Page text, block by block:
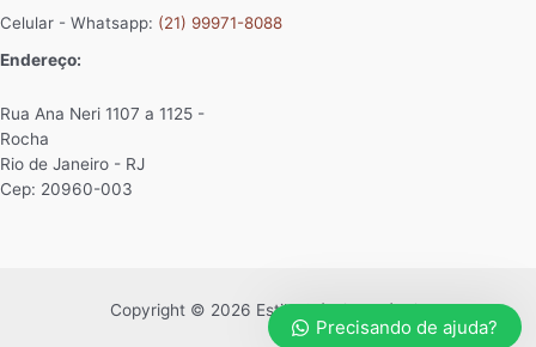
Celular - Whatsapp: (21) 99971-8088
Endereço:
Rua Ana Neri 1107 a 1125 -
Rocha
Rio de Janeiro - RJ
Cep: 20960-003
Copyright © 2026 Estilo Clássico Móveis
Precisando de ajuda?